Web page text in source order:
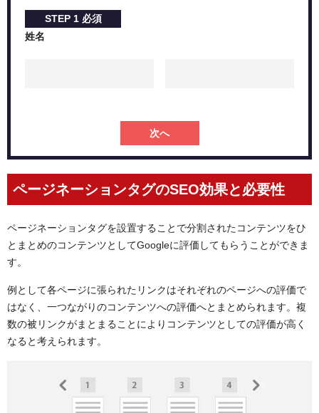
STEP 1 必須
姓名
次へ
ページネーションタグのSEO効果と必要性
ページネーションタグを設置することで分割されたコンテンツをひ
とまとめのコンテンツとしてGoogleに評価してもらうことができま
す。
例として各ページに張られたリンクはそれぞれのページへの評価で
はなく、一つながりのコンテンツへの評価へとまとめられます。複
数の被リンクがまとまることによりコンテンツとしての評価が高く
なると考えられます。